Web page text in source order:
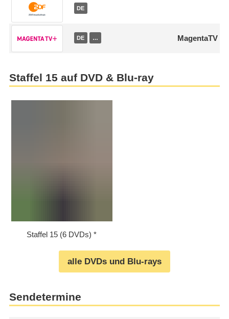
DE
DE … MagentaTV
Staffel 15 auf DVD & Blu-ray
Staffel 15 (6 DVDs)
alle DVDs und Blu-rays
Sendetermine